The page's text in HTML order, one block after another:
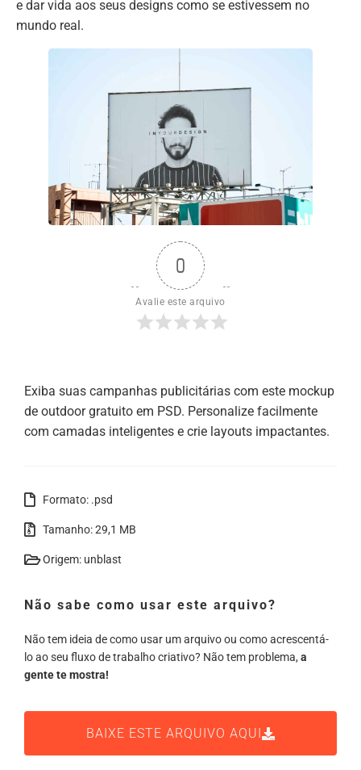
e dar vida aos seus designs como se estivessem no
mundo real.
0
Avalie este arquivo
Exiba suas campanhas publicitárias com este mockup
de outdoor gratuito em PSD. Personalize facilmente
com camadas inteligentes e crie layouts impactantes.
Formato: .psd
Tamanho: 29,1 MB
Origem: unblast
Não sabe como usar este arquivo?
Não tem ideia de como usar um arquivo ou como acrescentá-
lo ao seu fluxo de trabalho criativo? Não tem problema, a
gente te mostra!
BAIXE ESTE ARQUIVO AQUI